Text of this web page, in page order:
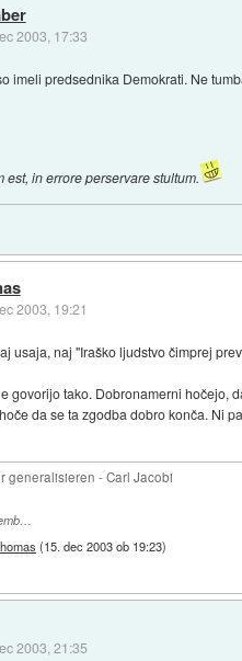
2003, 17:33
imeli predsednika Demokrati. Ne
est, in errore perservare stultum.
2003, 19:21
usaja, naj "Iraško ljudstvo čimprej
govorijo tako. Dobronamerni hočejo,
da se ta zgodba dobro konča. Ni
generalisieren - Carl Jacobi
(15. dec 2003 ob 19:23)
2003, 21:35